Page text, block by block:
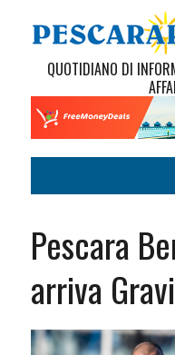
QUOTIDIANO DI
Pescara
arriva